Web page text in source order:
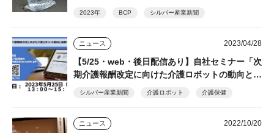
2023年 BCP シルバー産業新聞
ニュース 2023/04/28
【5/25・web・後日配信あり】自社セミナー「次
期介護報酬改定に向けた介護ロボットの動向と最
新事例」開催 参加無料
シルバー産業新聞 介護ロボット 介護保健
ニュース 2022/10/20